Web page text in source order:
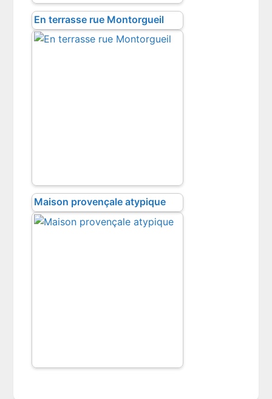
En terrasse rue Montorgueil
Maison provençale atypique